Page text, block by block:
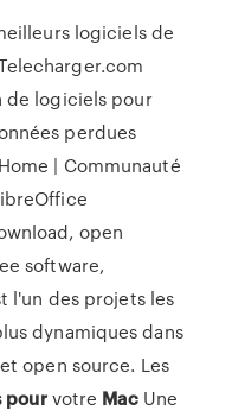
logiciels de
de logiciels pour
perdues
| Communauté
open
software,
l'un des projets les
dynamiques dans
open source. Les
pourvotre MacUne